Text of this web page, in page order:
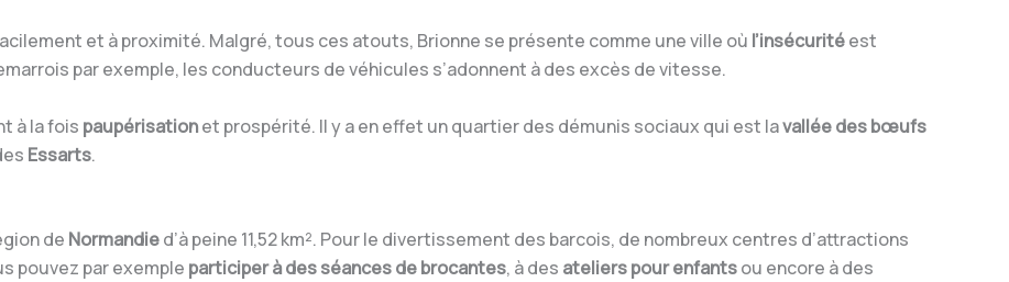
et à proximité. Malgré, tous ces atouts, Brionne se présente comme une ville où l’insécuritéest
par exemple, les conducteurs de véhicules s’adonnent à des excès de vitesse.
à la fois paupérisationet prospérité. Il y a en effet un quartier des démunis sociaux qui est lavallée des bœufs
Essarts.
de Normandied’à peine 11,52 km². Pour le divertissement des barcois, de nombreux centres d’attractions
pouvez par exemple participer à des séances de brocantes, à des ateliers pour enfantsou encore à des